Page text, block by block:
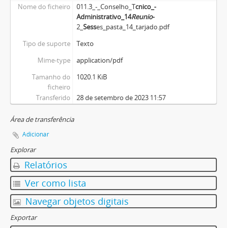
Nome do ficheiro 011.3_-_Conselho_Tcnico_-
Administrativo_14Reunio-
2_ Sesses_pasta_14_tarjado.pdf
Tipo de suporte
Texto
Mime-type
application/pdf
Tamanho do
ficheiro
1020.1 KiB
Transferido 28 de setembro de 2023 11:57
Área de transferência
Adicionar
Explorar
Relatórios
Ver como lista
Navegar objetos digitais
Exportar